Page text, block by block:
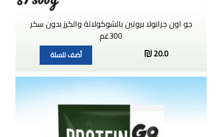
جو اون جرانولا بروتين بالشوكولاتة والكرز بدون سكر
300غم
20.0
أضف للسلة